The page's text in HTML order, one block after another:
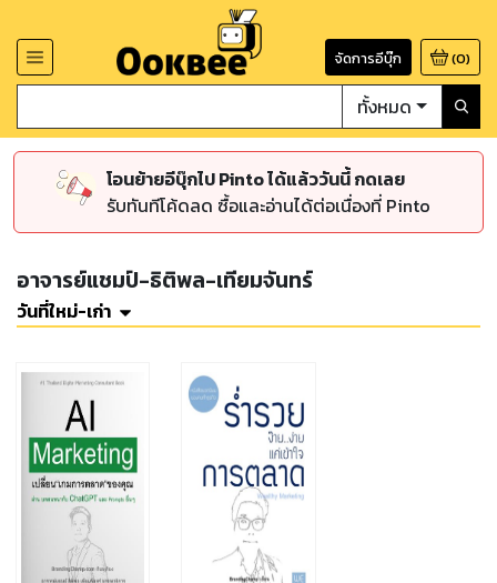
จัดการอีบุ๊ก (0)
ทั้งหมด
โอนย้ายอีบุ๊กไป Pinto ได้แล้ววันนี้ กดเลย
รับทันทีโค้ดลด ซื้อและอ่านได้ต่อเนื่องที่ Pinto
อาจารย์แชมป์-ธิติพล-เทียมจันทร์
วันที่ใหม่-เก่า